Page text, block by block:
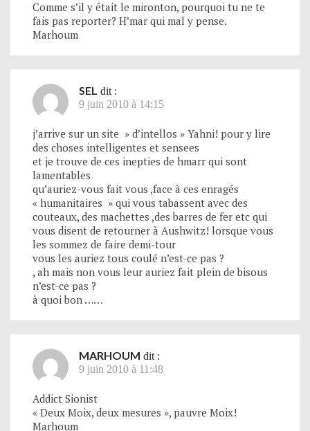
Comme s’il y était le mironton, pourquoi tu ne te
fais pas reporter? H’mar qui mal y pense.
Marhoum
SEL dit :
9 juin 2010 à 14:15
j’arrive sur un site » d’intellos » Yahni! pour y lire
des choses intelligentes et sensees
et je trouve de ces inepties de hmarr qui sont
lamentables
qu’auriez-vous fait vous ,face à ces enragés
« humanitaires » qui vous tabassent avec des
couteaux, des machettes ,des barres de fer etc qui
vous disent de retourner à Aushwitz! lorsque vous
les sommez de faire demi-tour
vous les auriez tous coulé n’est-ce pas ?
, ah mais non vous leur auriez fait plein de bisous
n’est-ce pas ?
à quoi bon ……
MARHOUM dit :
9 juin 2010 à 11:48
Addict Sionist
« Deux Moix, deux mesures », pauvre Moix!
Marhoum